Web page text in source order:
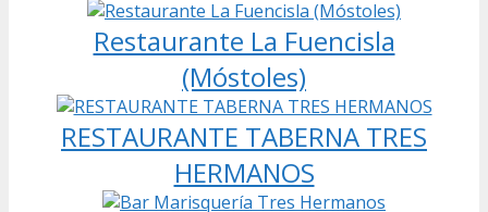
Restaurante La Fuencisla
(Móstoles)
RESTAURANTE TABERNA TRES
HERMANOS